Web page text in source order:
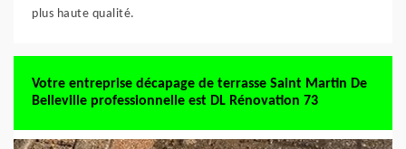
plus haute qualité.
Votre entreprise décapage de terrasse Saint Martin De
Belleville professionnelle est DL Rénovation 73